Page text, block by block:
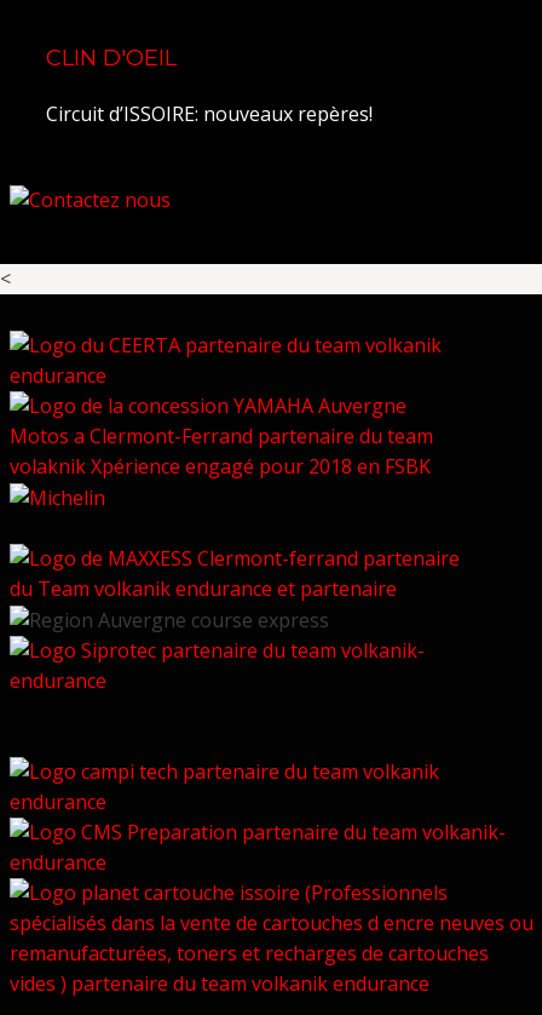
CLIN D'OEIL
Circuit d’ISSOIRE: nouveaux repères!
<